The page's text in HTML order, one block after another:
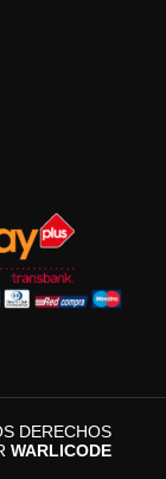
DERECHOS
WARLICODE